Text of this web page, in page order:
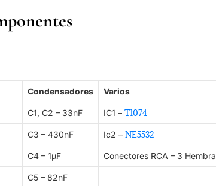
Condensadores Varios
C1, C2 – 33nF IC1 – Tl074
C3 – 430nF Ic2 – NE5532
C4 – 1µF Conectores RCA – 3 Hembra
C5 – 82nF